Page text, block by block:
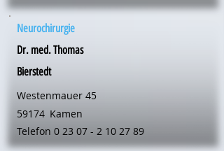
Neurochirurgie
Dr. med. Thomas
Bierstedt
Westenmauer 45
59174 Kamen
Telefon 0 23 07 - 2 10 27 89